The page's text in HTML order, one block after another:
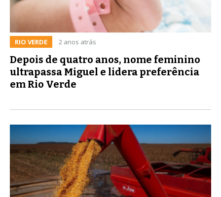
RIO VERDE 2 anos atrás
Depois de quatro anos, nome feminino
ultrapassa Miguel e lidera preferência
em Rio Verde